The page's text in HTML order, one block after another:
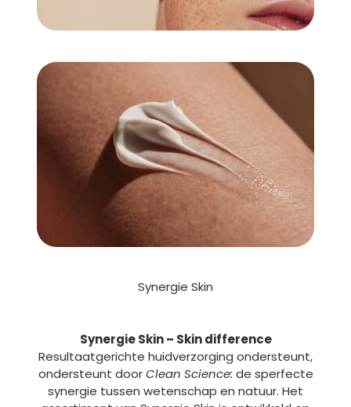
Synergie Skin
Synergie Skin – Skin difference
Resultaatgerichte huidverzorging ondersteunt,
ondersteunt doorClean Science: de sperfecte
synergie tussen wetenschap en natuur. Het